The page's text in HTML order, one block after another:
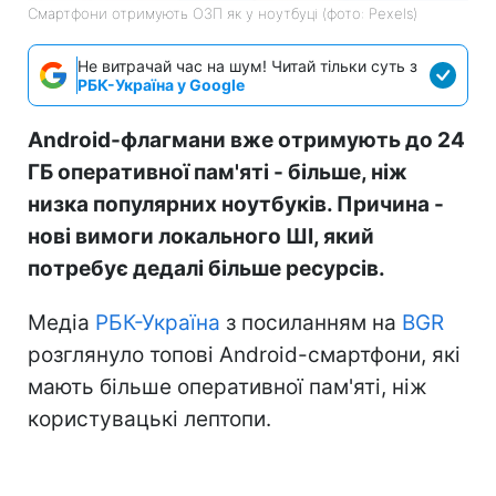
Смартфони отримують ОЗП як у ноутбуці (фото: Pexels)
Не витрачай час на шум! Читай тільки суть з
РБК-Україна у Google
Android-флагмани вже отримують до 24
ГБ оперативної пам'яті - більше, ніж
низка популярних ноутбуків. Причина -
нові вимоги локального ШІ, який
потребує дедалі більше ресурсів.
Медіа РБК-Україна з посиланням на BGR
розглянуло топові Android-смартфони, які
мають більше оперативної пам'яті, ніж
користувацькі лептопи.